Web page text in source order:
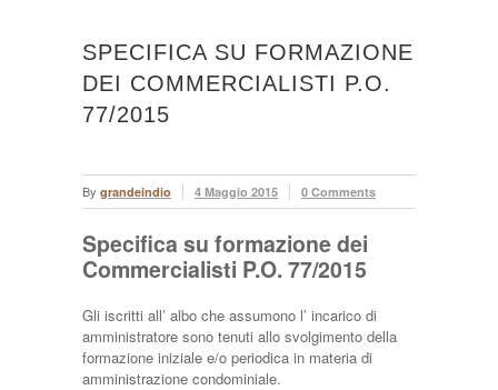
SPECIFICA SU FORMAZIONE
DEI COMMERCIALISTI P.O.
77/2015
By grandeindio 4 Maggio 2015 0 Comments
Specifica su formazione dei
Commercialisti P.O. 77/2015
Gli iscritti all’ albo che assumono l’ incarico di
amministratore sono tenuti allo svolgimento della
formazione iniziale e/o periodica in materia di
amministrazione condominiale.